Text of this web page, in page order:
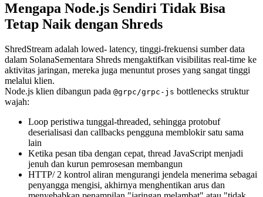
Mengapa Node.js Sendiri Tidak Bisa
Tetap Naik dengan Shreds
ShredStream adalah lowed- latency, tinggi-frekuensi sumber data
dalam SolanaSementara Shreds mengaktifkan visibilitas real-time ke
aktivitas jaringan, mereka juga menuntut proses yang sangat tinggi
melalui klien.
Node.js klien dibangun pada @grpc/grpc-js bottlenecks struktur
wajah:
Loop peristiwa tunggal-threaded, sehingga protobuf
deserialisasi dan callbacks pengguna memblokir satu sama
lain
Ketika pesan tiba dengan cepat, thread JavaScript menjadi
jenuh dan kurun pemrosesan membangun
HTTP/ 2 kontrol aliran mengurangi jendela menerima sebagai
penyangga mengisi, akhirnya menghentikan arus dan